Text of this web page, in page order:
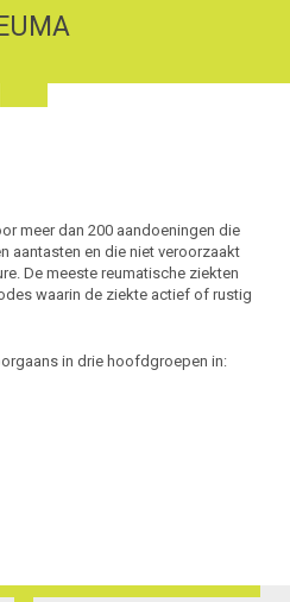
meer dan 200 aandoeningen die
aantasten en die niet veroorzaakt
De meeste reumatische ziekten
waarin de ziekte actief of rustig
in drie hoofdgroepen in: